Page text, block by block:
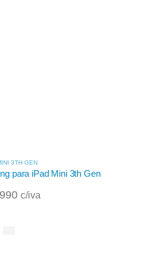
3TH GEN
para iPad Mini 3th Gen
c/iva